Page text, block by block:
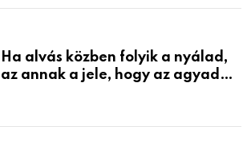
életemet
Ha alvás közben folyik a nyálad,
az annak a jele, hogy az agyad…